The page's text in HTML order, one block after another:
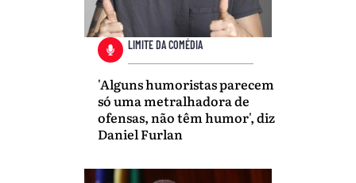
LIMITE DA COMÉDIA
'Alguns humoristas parecem
só uma metralhadora de
ofensas, não têm humor', diz
Daniel Furlan